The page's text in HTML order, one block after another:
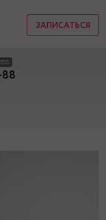
ЗАПИСАТЬСЯ